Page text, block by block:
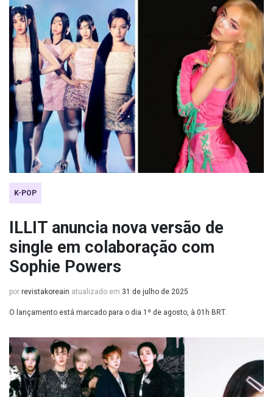
K-POP
ILLIT anuncia nova versão de
single em colaboração com
Sophie Powers
por revistakoreain atualizado em 31 de julho de 2025
O lançamento está marcado para o dia 1º de agosto, à 01h BRT.